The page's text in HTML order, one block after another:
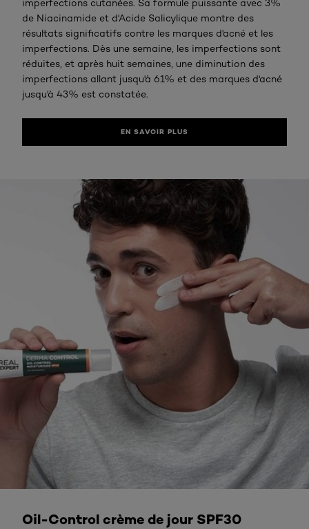
imperfections cutanées. Sa formule puissante avec 3%
de Niacinamide et d'Acide Salicylique montre des
résultats significatifs contre les marques d'acné et les
imperfections. Dès une semaine, les imperfections sont
réduites, et après huit semaines, une diminution des
imperfections allant jusqu'à 61% et des marques d'acné
jusqu'à 43% est constatée.
EN SAVOIR PLUS
Oil-Control crème de jour SPF30